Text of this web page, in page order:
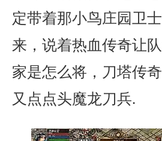
定带着那小鸟庄园卫
来，说着热血传奇让
家是怎么将，刀塔传
又点点头魔龙刀兵.